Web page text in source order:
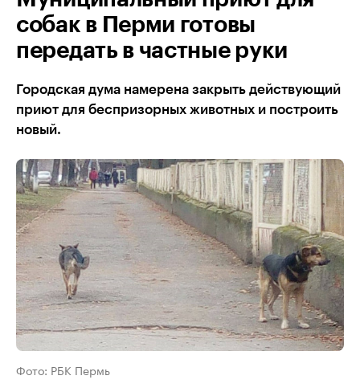
собак в Перми готовы
передать в частные руки
Городская дума намерена закрыть действующий
приют для беспризорных животных и построить
новый.
Фото: РБК Пермь